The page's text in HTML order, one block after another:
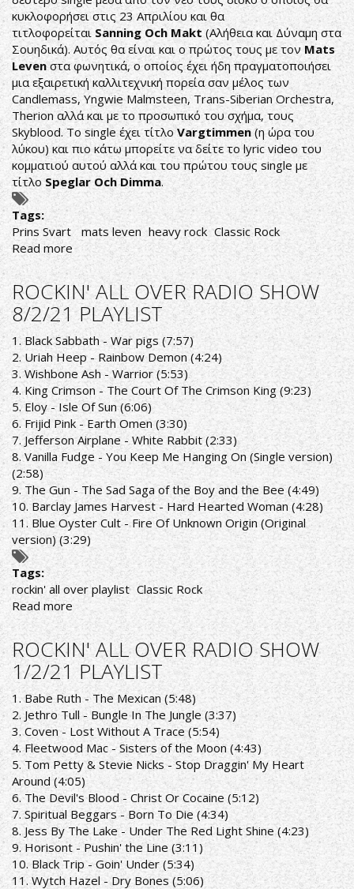
κυκλοφορήσει στις 23 Απριλίου και θα
τιτλοφορείται Sanning Och Makt (Αλήθεια και Δύναμη στα
Σουηδικά). Αυτός θα είναι και ο πρώτος τους με τον Mats
Levenστα φωνητικά, ο οποίος έχει ήδη πραγματοποιήσει
μια εξαιρετική καλλιτεχνική πορεία σαν μέλος των
Candlemass, Yngwie Malmsteen, Trans-Siberian Orchestra,
Therion αλλά και με το προσωπικό του σχήμα, τους
Skyblood. To single έχει τίτλοVargtimmen(η ώρα του
λύκου) και πιο κάτω μπορείτε να δείτε το lyric video του
κομματιού αυτού αλλά και του πρώτου τους single με
τίτλοSpeglar Och Dimma.
Tags:
Prins Svart ‎
mats leven heavy rock Classic Rock
Read moreabout
PRINS
SVART:
ΔΕΥΤΕΡΟ
SINGLE
ΜΕΣΑ
ΑΠΟ
ΤΟΝ
ΝΕΟ
ΔΙΣΚΟ
ROCKIN' ALL OVER RADIO SHOW
8/2/21 PLAYLIST
1. Black Sabbath - War pigs (7:57)
2. Uriah Heep - Rainbow Demon (4:24)
3. Wishbone Ash - Warrior (5:53)
4. King Crimson - The Court Of The Crimson King (9:23)
5. Eloy - Isle Of Sun (6:06)
6. Frijid Pink - Earth Omen (3:30)
7. Jefferson Airplane - White Rabbit (2:33)
8. Vanilla Fudge - You Keep Me Hanging On (Single version)
(2:58)
9. The Gun - The Sad Saga of the Boy and the Bee (4:49)
10. Barclay James Harvest - Hard Hearted Woman (4:28)
11. Blue Oyster Cult - Fire Of Unknown Origin (Original
version) (3:29)
Tags:
rockin' all over playlist Classic Rock
Read more about
ROCKIN'
ALL
OVER
RADIO
SHOW
8/2/21
PLAYLIST
ROCKIN' ALL OVER RADIO SHOW
1/2/21 PLAYLIST
1. Babe Ruth - The Mexican (5:48)
2. Jethro Tull - Bungle In The Jungle (3:37)
3. Coven - Lost Without A Trace (5:54)
4. Fleetwood Mac - Sisters of the Moon (4:43)
5. Tom Petty & Stevie Nicks - Stop Draggin' My Heart
Around (4:05)
6. The Devil's Blood - Christ Or Cocaine (5:12)
7. Spiritual Beggars - Born To Die (4:34)
8. Jess By The Lake - Under The Red Light Shine (4:23)
9. Horisont - Pushin' the Line (3:11)
10. Black Trip - Goin' Under (5:34)
11. Wytch Hazel - Dry Bones (5:06)